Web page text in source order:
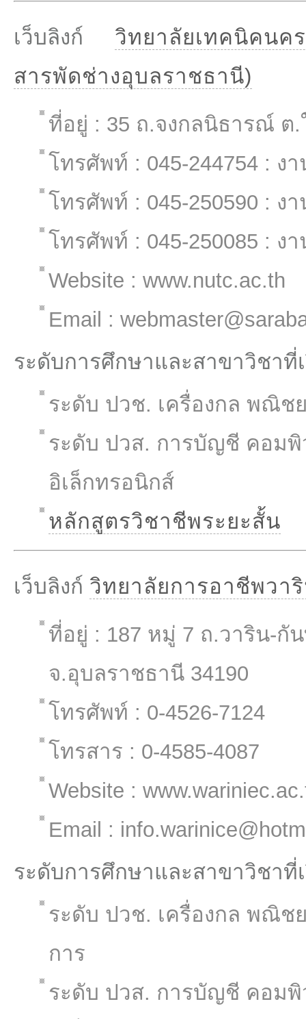
เว็บลิงก์ วิทยาลัยเทคนิคน
สารพัดช่างอุบลราชธานี)
ที่อยู่ : 35 ถ.จงกลนิธารณ์ ต.
โทรศัพท์ : 045-244754 : ง
โทรศัพท์ : 045-250590 : ง
โทรศัพท์ : 045-250085 : ง
Website : www.nutc.ac.th
Email :
ระดับการศึกษาและสาขาวิชาที่
ระดับ ปวช. เครื่องกล พณิช
ระดับ ปวส. การบัญชี คอมพิ
อิเล็กทรอนิกส์
หลักสูตรวิชาชีพระยะสั้น
เว็บลิงก์ วิทยาลัยการอาชีพวา
ที่อยู่ : 187 หมู่ 7 ถ.วาริน-
จ.อุบลราชธานี 34190
โทรศัพท์ : 0-4526-7124
โทรสาร : 0-4585-4087
Website :
Email :
ระดับการศึกษาและสาขาวิชาที่
ระดับ ปวช. เครื่องกล พณิช
การ
ระดับ ปวส. การบัญชี คอมพิ